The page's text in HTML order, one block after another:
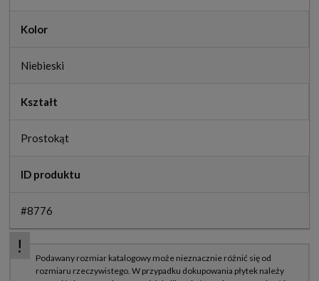
Kolor
Niebieski
Kształt
Prostokąt
ID produktu
#8776